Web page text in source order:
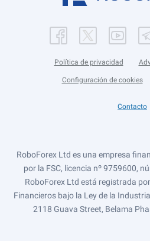
Política de privacidad
Configuración de cookies
Contacto
RoboForex Ltd es una empresa
por la FSC, licencia nº 9759600,
RoboForex Ltd está registrada
Financieros bajo la Ley de la
2118 Guava Street, Belama